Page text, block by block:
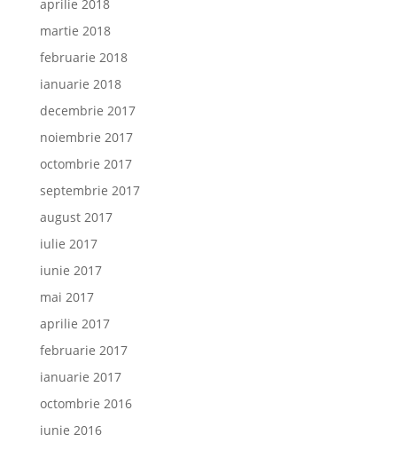
aprilie 2018
martie 2018
februarie 2018
ianuarie 2018
decembrie 2017
noiembrie 2017
octombrie 2017
septembrie 2017
august 2017
iulie 2017
iunie 2017
mai 2017
aprilie 2017
februarie 2017
ianuarie 2017
octombrie 2016
iunie 2016